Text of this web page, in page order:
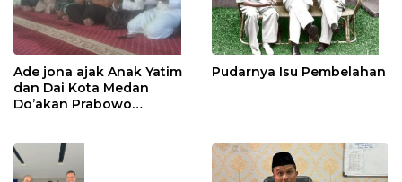
Ade jona ajak Anak Yatim
dan Dai Kota Medan
Do’akan Prabowo
Pudarnya Isu Pembelahan